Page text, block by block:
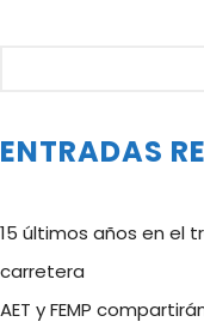
ENTRADAS
15 últimos años en el
carretera
AET y FEMP